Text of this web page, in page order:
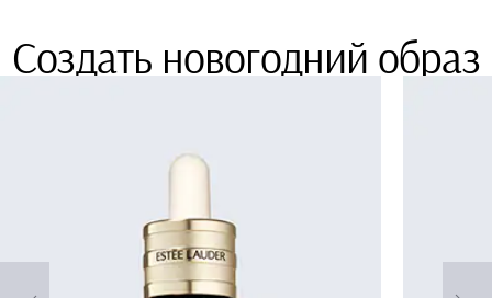
Создать новогодний образ